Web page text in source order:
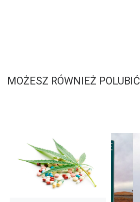
MOŻESZ RÓWNIEŻ POLUBIĆ